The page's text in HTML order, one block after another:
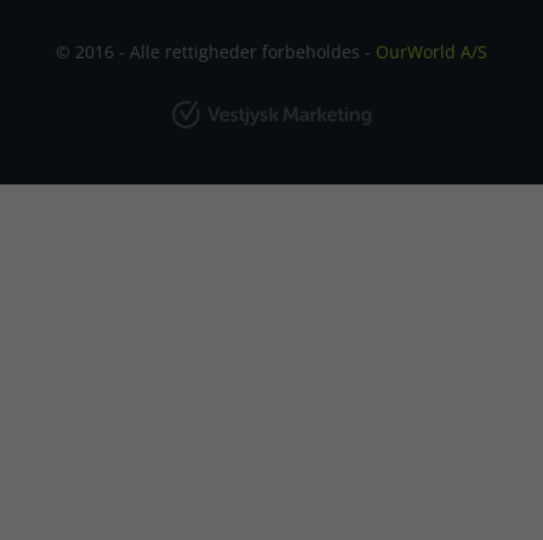
© 2016 - Alle rettigheder forbeholdes - OurWorld A/S